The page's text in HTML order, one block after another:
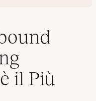
il Più